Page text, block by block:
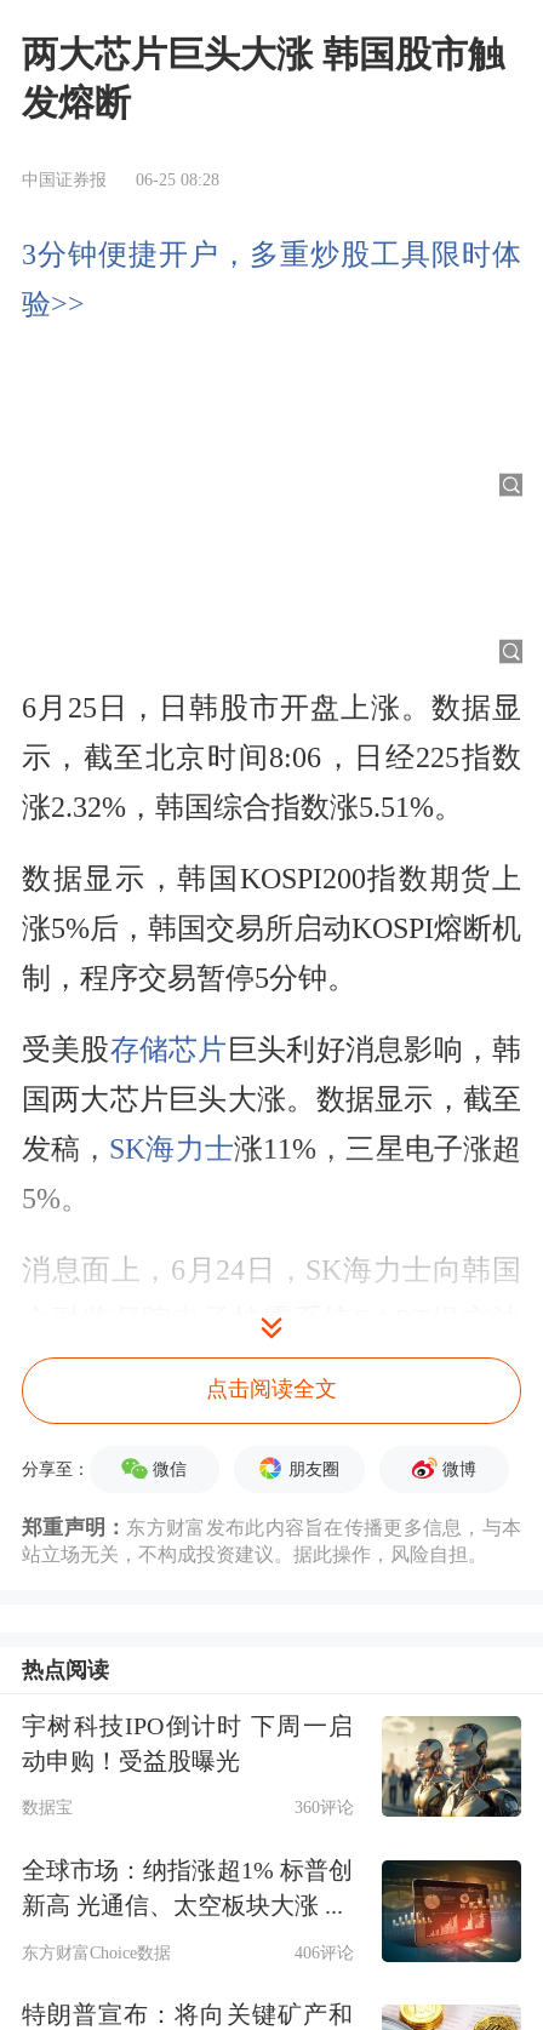
两大芯片巨头大涨 韩国股市触
发熔断
中国证券报 06-25 08:28
3分钟便捷开户，多重炒股工具限时体
验>>
6月25日，日韩股市开盘上涨。数据显
示，截至北京时间8:06，日经225指数
涨2.32%，韩国综合指数涨5.51%。
数据显示，韩国KOSPI200指数期货上
涨5%后，韩国交易所启动KOSPI熔断机
制，程序交易暂停5分钟。
受美股存储芯片 巨头利好消息影响，韩
国两大芯片巨头大涨。数据显示，截至
发稿， SK海力士涨11%，三星电子涨超
5%。
消息面上，6月24日，SK海力士向韩国
披露系统DART提交法
定公告文件，公司计划发行美国预托证
券（ADR）募资45.45万亿韩元，折合
约294.3亿美元，预计于7月10日在美国
纳斯达克交易所开始交易。公司表示，
募资将用于拓宽全球投资者基础、加码
清州先进封装
数据显示，当地时间6月24日，美股三
大指数涨跌不一。芯片股多数下跌，费
3%，蓝博士半导体、思佳讯跌逾2%，
QORVO跌逾2%，ARM跌逾1%。受消
点击阅读全文
分享至： 微信 朋友圈 微博
郑重声明： 东方财富发布此内容旨在传播更多信息，与本
站立场无关，不构成投资建议。据此操作，风险自担。
热点阅读
宇树科技IPO倒计时 下周一启
动申购！受益股曝光
数据宝 360评论
全球市场：纳指涨超1% 标普创
新高 光通信、太空板块大涨 ...
东方财富Choice数据 406评论
特朗普宣布：将向关键矿产和